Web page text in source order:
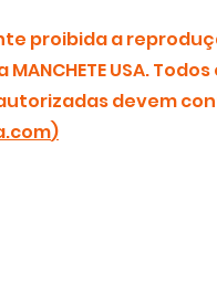
proibida a
USA.
devem
)